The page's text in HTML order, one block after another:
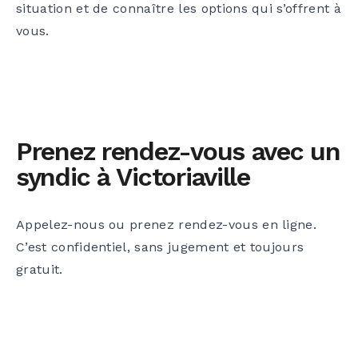
situation et de connaître les options qui s’offrent à
vous.
Prenez rendez-vous avec un
syndic à Victoriaville
Appelez-nous ou prenez rendez-vous en ligne.
C’est confidentiel, sans jugement et toujours
gratuit.